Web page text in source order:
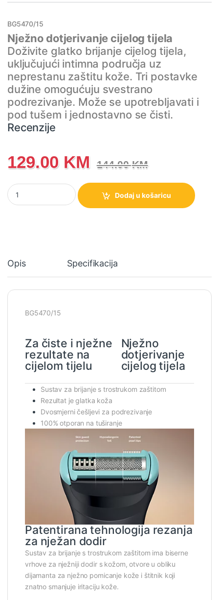
BG5470/15
Nježno dotjerivanje cijelog tijela
Doživite glatko brijanje cijelog tijela,
uključujući intimna područja uz
neprestanu zaštitu kože. Tri postavke
dužine omogućuju svestrano
podrezivanje. Može se upotrebljavati i
pod tušem i jednostavno se čisti.
Recenzije
129.00 KM 144.00KM
BG5470/15 Philips Body Groomer 5000 Series Aparat za
Dodaj u košaricu
Opis Specifikacija
BG5470/15
Za čiste i nježne
rezultate na
cijelom tijelu
Nježno
dotjerivanje
cijelog tijela
Sustav za brijanje s trostrukom zaštitom
Rezultat je glatka koža
Dvosmjerni češljevi za podrezivanje
100% otporan na tuširanje
Patentirana tehnologija rezanja
za nježan dodir
Sustav za brijanje s trostrukom zaštitom ima biserne
vrhove za nježniji dodir s kožom, otvore u obliku
dijamanta za nježno pomicanje kože i štitnik koji
znatno smanjuje iritaciju kože.